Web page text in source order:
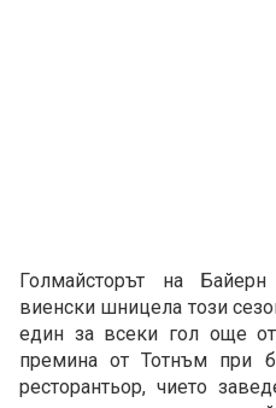
Голмайсторът на
виенски шницела този
един за всеки гол още от
премина от Тотнъм при
ресторантьор, чието